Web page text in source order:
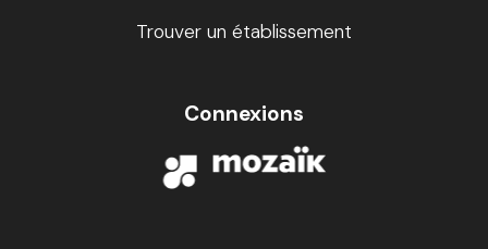
Trouver un établissement
Connexions